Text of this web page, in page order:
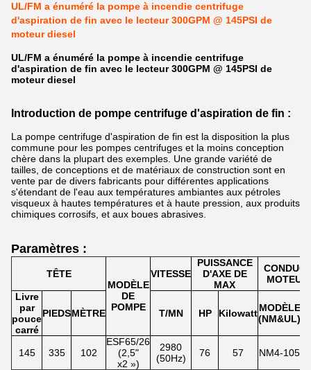
UL/FM a énuméré la pompe à incendie centrifuge
d'aspiration de fin avec le lecteur 300GPM @ 145PSI de
moteur diesel
UL/FM a énuméré la pompe à incendie centrifuge
d'aspiration de fin avec le lecteur 300GPM @ 145PSI de
moteur diesel
Introduction de pompe centrifuge d'aspiration de fin :
La pompe centrifuge d'aspiration de fin est la disposition la plus
commune pour les pompes centrifuges et la moins conception
chère dans la plupart des exemples. Une grande variété de
tailles, de conceptions et de matériaux de construction sont en
vente par de divers fabricants pour différentes applications
s'étendant de l'eau aux températures ambiantes aux pétroles
visqueux à hautes températures et à haute pression, aux produits
chimiques corrosifs, et aux boues abrasives.
Paramètres :
TÊTE
MODÈLE
DE
POMPE
VITESSE
PUISSANCE
D'AXE DE
MAX
Livre
par
pouce
carré
PIEDSMÈTRE T/MN HP KilowattMODÈLE
(NM&UL)
145 335 102
ESF65/26
(2,5"
x2 »)
2980
(50Hz)
76 57 NM4-105